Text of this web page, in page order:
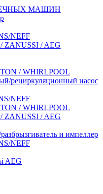
МАШИН
NEFF
ZANUSSI / AEG
/ WHIRLPOOL
рециркуляционный насос
NEFF
/ WHIRLPOOL
ZANUSSI / AEG
и импеллер
NEFF
AEG